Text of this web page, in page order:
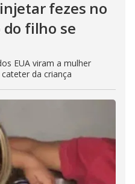
fezes no
filho se
EUA viram a mulher
da criança